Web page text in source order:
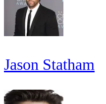
Jason Statham